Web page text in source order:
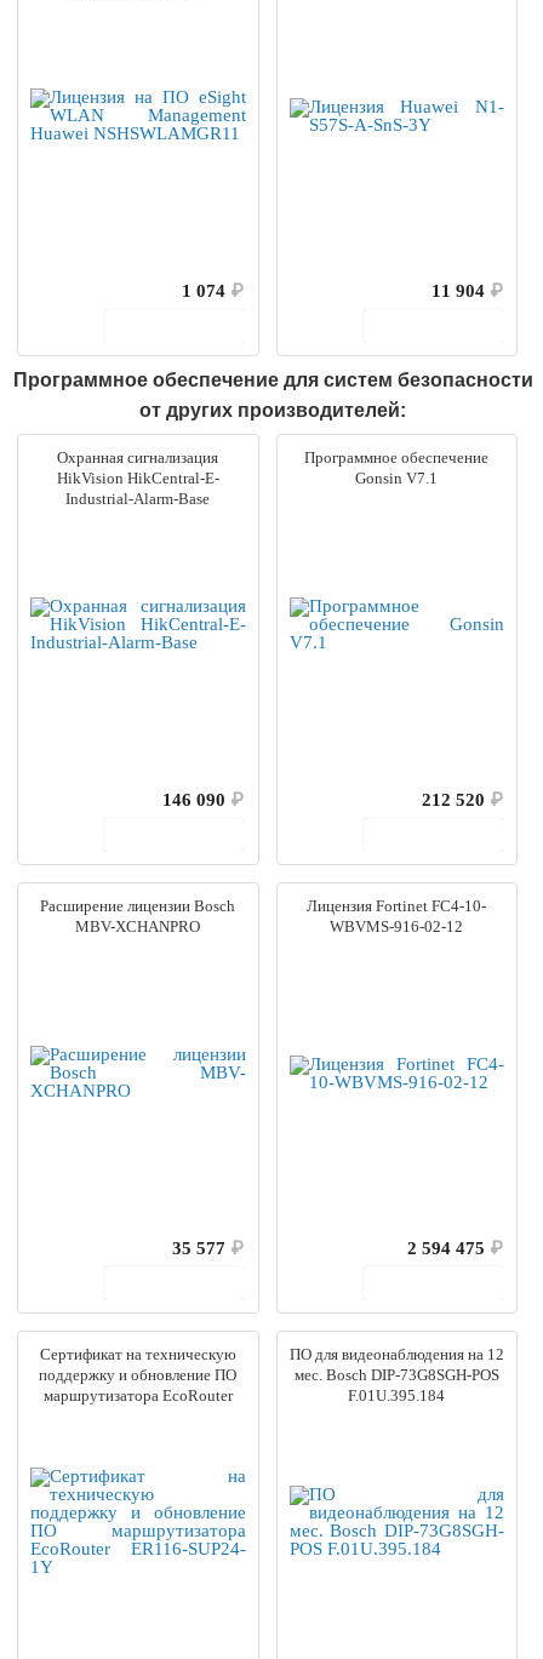
1 074 ₽
11 904 ₽
Программное обеспечение для систем безопасности
от других производителей:
Охранная сигнализация
HikVision HikCentral-E-
Industrial-Alarm-Base
146 090 ₽
Программное обеспечение
Gonsin V7.1
212 520 ₽
Расширение лицензии Bosch
MBV-XCHANPRO
35 577 ₽
Лицензия Fortinet FC4-10-
WBVMS-916-02-12
2 594 475 ₽
Сертификат на техническую
поддержку и обновление ПО
маршрутизатора EcoRouter
ПО для видеонаблюдения на 12
мес. Bosch DIP-73G8SGH-POS
F.01U.395.184